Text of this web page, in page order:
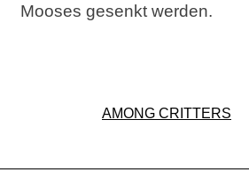
Mooses gesenkt werden.
AMONG CRITTERS